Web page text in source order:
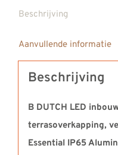
Beschrijving
Aanvullende informatie
Beschrijving
B DUTCH LED
terrasoverkapping,
Essential IP65